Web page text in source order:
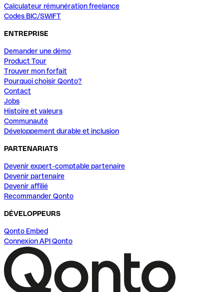
Calculateur rémunération freelance
Codes BIC/SWIFT
ENTREPRISE
Demander une démo
Product Tour
Trouver mon forfait
Pourquoi choisir Qonto?
Contact
Jobs
Histoire et valeurs
Communauté
Développement durable et inclusion
PARTENARIATS
Devenir expert-comptable partenaire
Devenir partenaire
Devenir affilié
Recommander Qonto
DÉVELOPPEURS
Qonto Embed
Connexion API Qonto